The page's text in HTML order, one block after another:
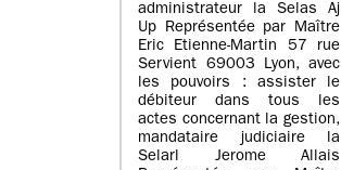
administrateur la Selas Aj
Up Représentée par Maître
Eric Etienne-Martin 57 rue
Servient 69003 Lyon, avec
les pouvoirs : assister le
débiteur dans tous les
actes concernant la gestion,
mandataire judiciaire la
Selarl Jerome Allais